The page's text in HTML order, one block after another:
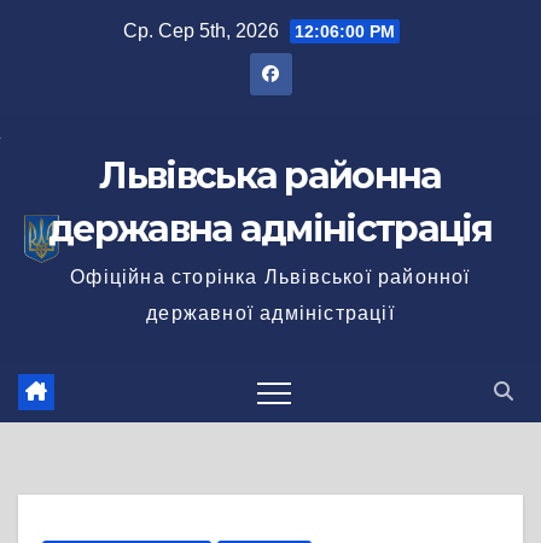
Ср. Сер 5th, 2026 12:06:01 PM
Львівська районна
державна адміністрація
Офіційна сторінка Львівської районної
державної адміністрації